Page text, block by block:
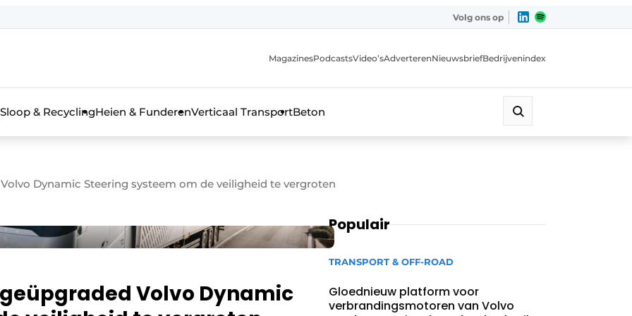
de aanmelding
voor de aanmelding FR
& bouwmachines
Volg ons op
MagazinesPodcastsVideo’sAdverterenNieuwsbriefBedrijvenindex
Sloop & RecyclingHeien & FunderenVerticaal TransportBeton
Dynamic Steering systeem om de veiligheid te vergroten
Volvo Dynamic
Populair
TRANSPORT & OFF-ROAD
Gloednieuw platform voor
verbrandingsmotoren van Volvo